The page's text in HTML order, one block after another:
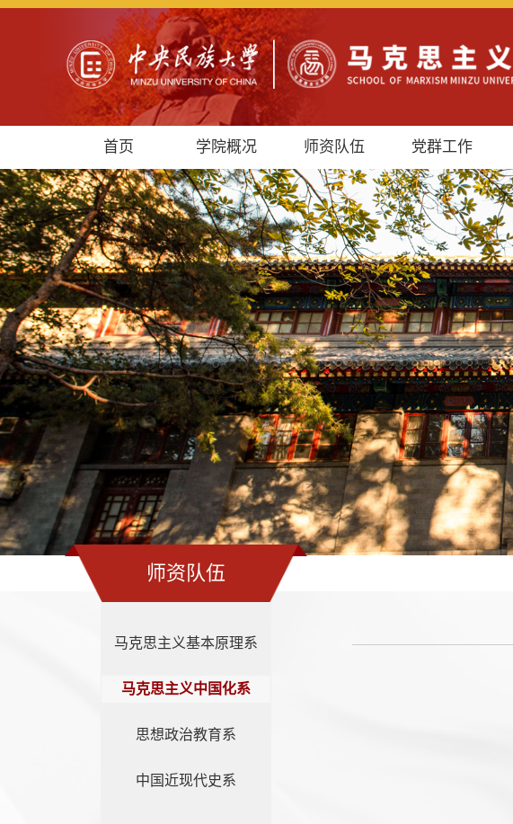
首页 学院概况 师资队伍 党群工作
师资队伍
马克思主义基本原理系
马克思主义中国化系
思想政治教育系
中国近现代史系